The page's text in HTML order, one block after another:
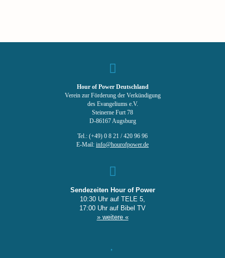
Hour of Power Deutschland
Verein zur Förderung der Verkündigung
des Evangeliums e.V.
Steinerne Furt 78
D-86167 Augsburg
Tel.: (+49) 0 8 21 / 420 96 96
E-Mail: info@hourofpower.de
Sendezeiten Hour of Power
10:30 Uhr auf TELE 5,
17:00 Uhr auf Bibel TV
» weitere «